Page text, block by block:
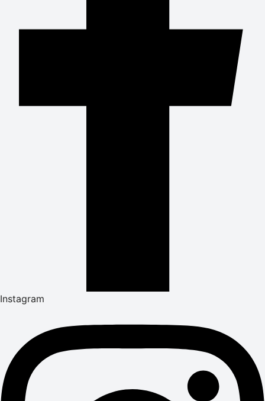
Instagram